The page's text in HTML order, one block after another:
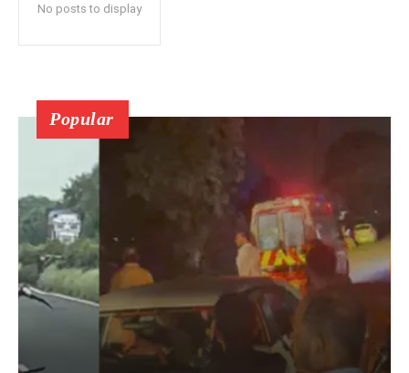
No posts to display
Popular